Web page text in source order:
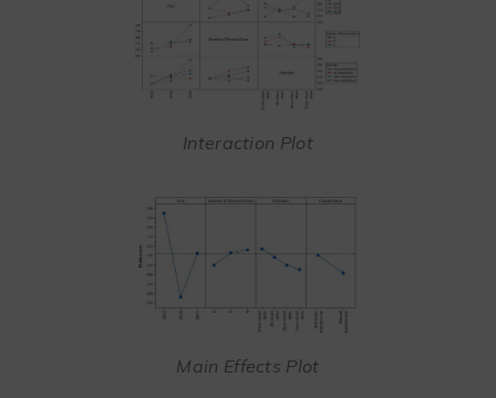
Interaction Plot
Main Effects Plot